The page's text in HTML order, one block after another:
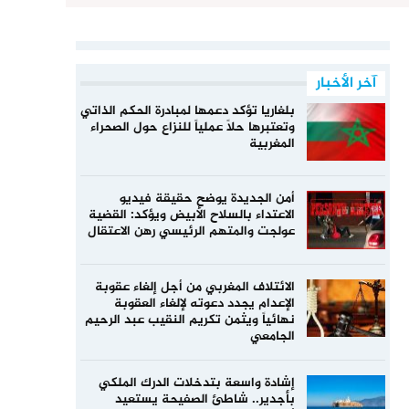
آخر الأخبار
بلغاريا تؤكد دعمها لمبادرة الحكم الذاتي
وتعتبرها حلاً عملياً للنزاع حول الصحراء
المغربية
أمن الجديدة يوضح حقيقة فيديو
الاعتداء بالسلاح الأبيض ويؤكد: القضية
عولجت والمتهم الرئيسي رهن الاعتقال
الائتلاف المغربي من أجل إلغاء عقوبة
الإعدام يجدد دعوته لإلغاء العقوبة
نهائياً ويثمن تكريم النقيب عبد الرحيم
الجامعي
إشادة واسعة بتدخلات الدرك الملكي
بأجدير.. شاطئ الصفيحة يستعيد